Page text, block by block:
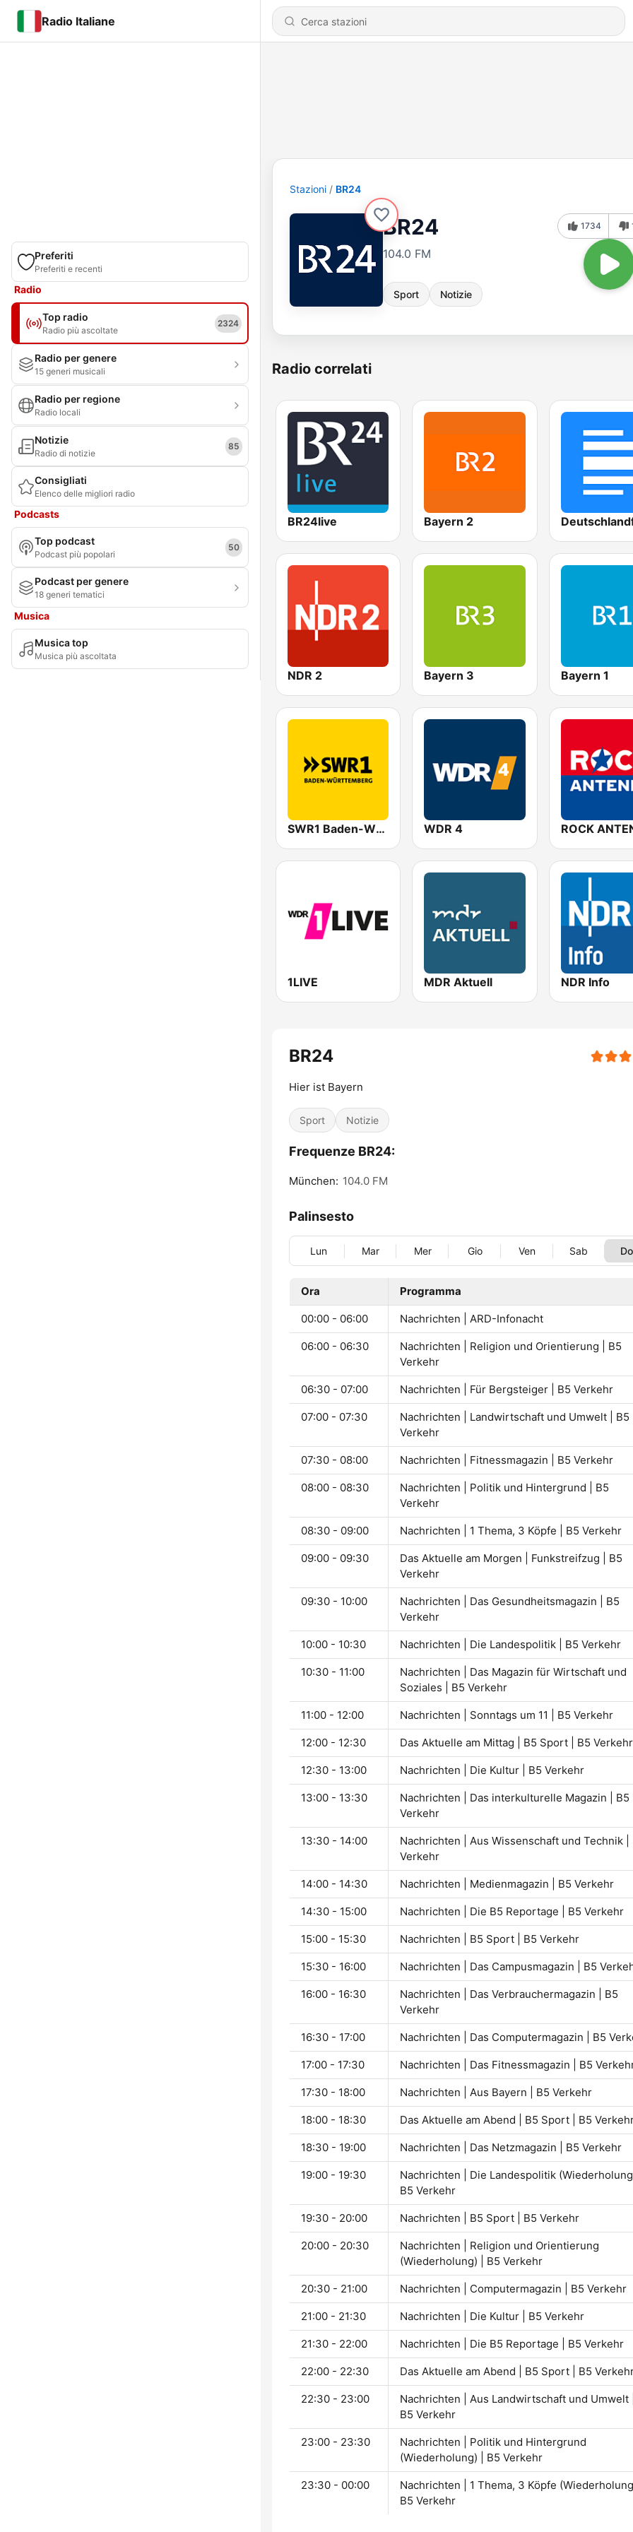
Radio Italiane
Preferiti
Preferiti e recenti
Radio
Top radio
Radio più ascoltate
2324
Radio per genere
15 generi musicali
Radio per regione
Radio locali
Notizie
Radio di notizie
85
Consigliati
Elenco delle migliori radio
Podcasts
Top podcast
Podcast più popolari
50
Podcast per genere
18 generi tematici
Musica
Musica top
Musica più ascoltata
Stazioni BR24
BR24
104.0 FM
Sport Notizie
1734
Radio correlati
BR24live Bayern 2
NDR 2 Bayern 3 Bayern 1
SWR1 Baden-Württemberg WDR 4 ROCK
1LIVE MDR Aktuell NDR Info
BR24
Hier ist Bayern
Sport Notizie
Frequenze BR24:
München: 104.0 FM
Palinsesto
Lun Mar Mer Gio Ven Sab
Ora Programma
00:00 - 06:00 Nachrichten | ARD-Infonacht
06:00 - 06:30
Nachrichten | Religion und Orientierung | B5
Verkehr
06:30 - 07:00 Nachrichten | Für Bergsteiger | B5 Verkehr
07:00 - 07:30
Nachrichten | Landwirtschaft und Umwelt | B5
Verkehr
07:30 - 08:00 Nachrichten | Fitnessmagazin | B5 Verkehr
08:00 - 08:30
Nachrichten | Politik und Hintergrund | B5
Verkehr
08:30 - 09:00 Nachrichten | 1 Thema, 3 Köpfe | B5 Verkehr
09:00 - 09:30
Das Aktuelle am Morgen | Funkstreifzug | B5
Verkehr
09:30 - 10:00
Nachrichten | Das Gesundheitsmagazin | B5
Verkehr
10:00 - 10:30 Nachrichten | Die Landespolitik | B5 Verkehr
10:30 - 11:00
Nachrichten | Das Magazin für Wirtschaft und
Soziales | B5 Verkehr
11:00 - 12:00 Nachrichten | Sonntags um 11 | B5 Verkehr
12:00 - 12:30 Das Aktuelle am Mittag | B5 Sport | B5 Verkehr
12:30 - 13:00 Nachrichten | Die Kultur | B5 Verkehr
13:00 - 13:30
Nachrichten | Das interkulturelle Magazin | B5
Verkehr
13:30 - 14:00
Nachrichten | Aus Wissenschaft und Technik |
Verkehr
14:00 - 14:30 Nachrichten | Medienmagazin | B5 Verkehr
14:30 - 15:00 Nachrichten | Die B5 Reportage | B5 Verkehr
15:00 - 15:30 Nachrichten | B5 Sport | B5 Verkehr
15:30 - 16:00 Nachrichten | Das Campusmagazin | B5
16:00 - 16:30
Nachrichten | Das Verbrauchermagazin | B5
Verkehr
16:30 - 17:00 Nachrichten | Das Computermagazin | B5
17:00 - 17:30 Nachrichten | Das Fitnessmagazin | B5
17:30 - 18:00 Nachrichten | Aus Bayern | B5 Verkehr
18:00 - 18:30 Das Aktuelle am Abend | B5 Sport | B5
18:30 - 19:00 Nachrichten | Das Netzmagazin | B5 Verkehr
19:00 - 19:30
Nachrichten | Die Landespolitik
B5 Verkehr
19:30 - 20:00 Nachrichten | B5 Sport | B5 Verkehr
20:00 - 20:30
Nachrichten | Religion und Orientierung
(Wiederholung) | B5 Verkehr
20:30 - 21:00 Nachrichten | Computermagazin | B5 Verkehr
21:00 - 21:30 Nachrichten | Die Kultur | B5 Verkehr
21:30 - 22:00 Nachrichten | Die B5 Reportage | B5 Verkehr
22:00 - 22:30 Das Aktuelle am Abend | B5 Sport | B5
22:30 - 23:00
Nachrichten | Aus Landwirtschaft und Umwelt
B5 Verkehr
23:00 - 23:30
Nachrichten | Politik und Hintergrund
(Wiederholung) | B5 Verkehr
23:30 - 00:00
Nachrichten | 1 Thema, 3 Köpfe
B5 Verkehr